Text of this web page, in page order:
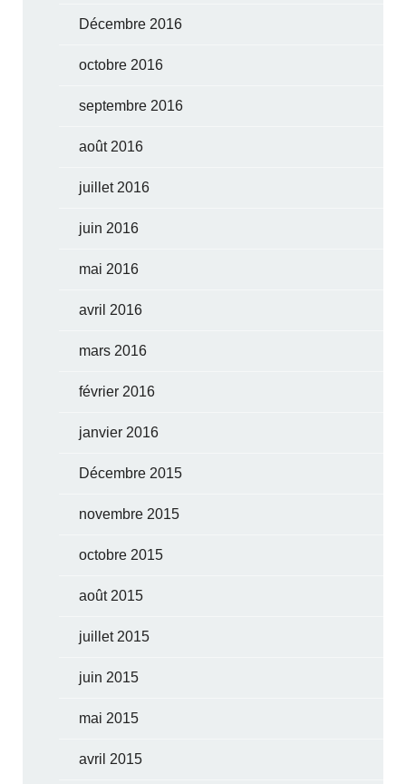
Décembre 2016
octobre 2016
septembre 2016
août 2016
juillet 2016
juin 2016
mai 2016
avril 2016
mars 2016
février 2016
janvier 2016
Décembre 2015
novembre 2015
octobre 2015
août 2015
juillet 2015
juin 2015
mai 2015
avril 2015